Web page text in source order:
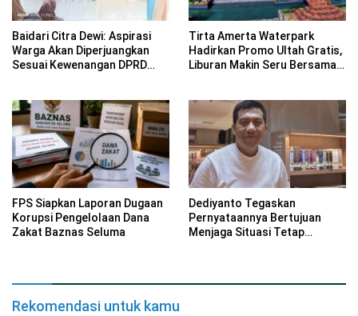
Baidari Citra Dewi: Aspirasi
Warga Akan Diperjuangkan
Sesuai Kewenangan DPRD
Tirta Amerta Waterpark
Hadirkan Promo Ultah Gratis,
Liburan Makin Seru Bersama
FPS Siapkan Laporan Dugaan
Korupsi Pengelolaan Dana
Zakat Baznas Seluma
Dediyanto Tegaskan
Pernyataannya Bertujuan
Menjaga Situasi Tetap
Rekomendasi untuk kamu